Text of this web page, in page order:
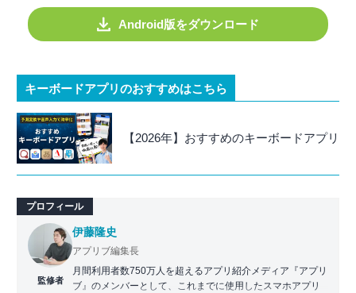
Android版をダウンロード
キーボードアプリのおすすめはこちら
【2026年】おすすめのキーボードアプリ
プロフィール
監修者
伊藤隆史
アプリブ編集長
月間利用者数750万人を超えるアプリ紹介メディア『アプリ
ブ』のメンバーとして、これまでに使用したスマホアプリ